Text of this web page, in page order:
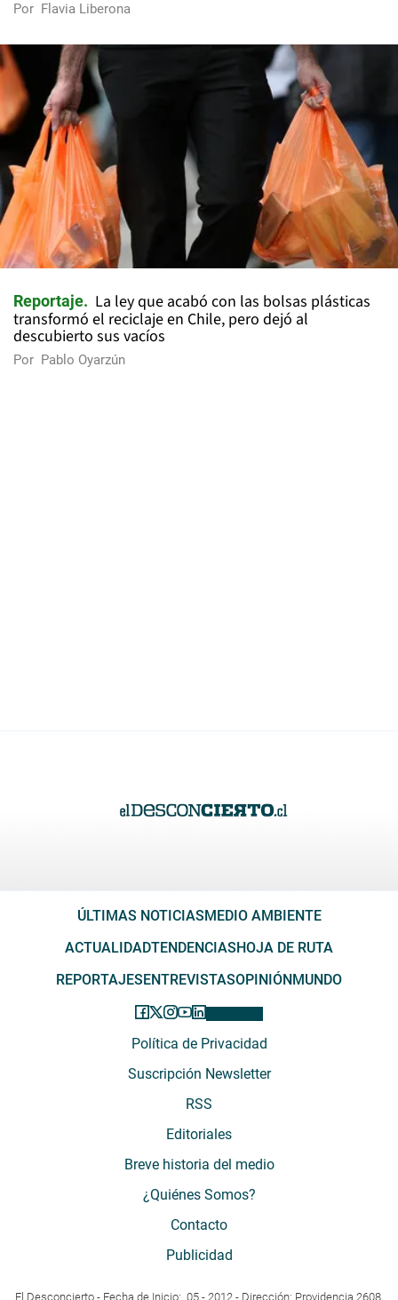
Por Flavia Liberona
Reportaje
La ley que acabó con las bolsas plásticas
transformó el reciclaje en Chile, pero dejó al
descubierto sus vacíos
Por Pablo Oyarzún
ÚLTIMAS NOTICIASMEDIO AMBIENTE
ACTUALIDADTENDENCIASHOJA DE RUTA
REPORTAJESENTREVISTASOPINIÓNMUNDO
Política de Privacidad
Suscripción Newsletter
RSS
Editoriales
Breve historia del medio
¿Quiénes Somos?
Contacto
Publicidad
El Desconcierto - Fecha de Inicio: 05 - 2012 - Dirección: Providencia 2608,